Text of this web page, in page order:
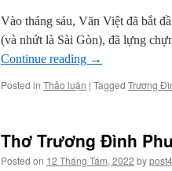
Vào tháng sáu, Văn Việt đã bắt
(và nhứt là Sài Gòn), đã lựng
Continue reading →
Posted in Thảo luận | Tagged Trương
Thơ Trương Đình
Posted on 12 Tháng Tám, 2022 bypost4